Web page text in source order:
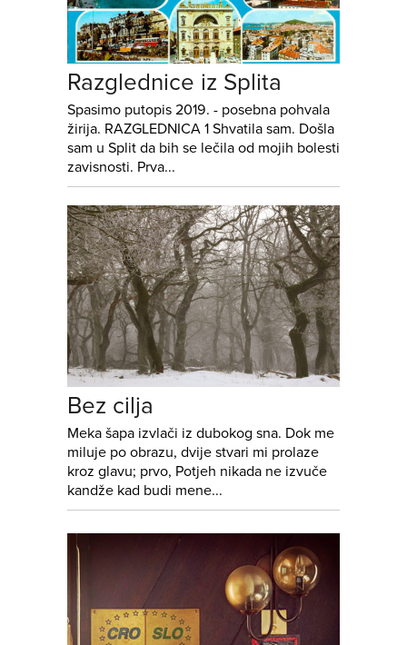
Razglednice iz Splita
Spasimo putopis 2019. - posebna pohvala
žirija. RAZGLEDNICA 1 Shvatila sam. Došla
sam u Split da bih se lečila od mojih bolesti
zavisnosti. Prva...
Bez cilja
Meka šapa izvlači iz dubokog sna. Dok me
miluje po obrazu, dvije stvari mi prolaze
kroz glavu; prvo, Potjeh nikada ne izvuče
kandže kad budi mene...